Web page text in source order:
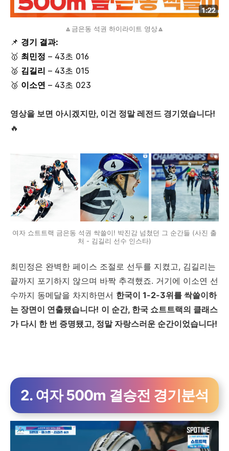
🔼금은동 석권 하이라이트 영상🔼
📌 경기 결과:
🥇 최민정 – 43초 016
🥈 김길리 – 43초 015
🥉 이소연 – 43초 023
영상을 보면 아시겠지만, 이건 정말 레전드 경기였습니다!
🔥
여자 쇼트트랙 금은동 석권 싹쓸이! 박진감 넘쳤던 그 순간들 (사진 출
처 - 김길리 선수 인스타)
최민정은 완벽한 페이스 조절로 선두를 지켰고, 김길리는
끝까지 포기하지 않으며 바짝 추격했죠. 거기에 이소연 선
수까지 동메달을 차지하면서 한국이 1-2-3위를 싹쓸이하
는 장면이 연출됐습니다! 이 순간, 한국 쇼트트랙의 클래스
가 다시 한 번 증명됐고, 정말 자랑스러운 순간이었습니다!
2. 여자 500m 결승전 경기분석